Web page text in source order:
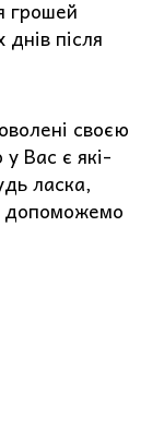
грошей
після
своєю
Вас є які-
ласка,
допоможемо